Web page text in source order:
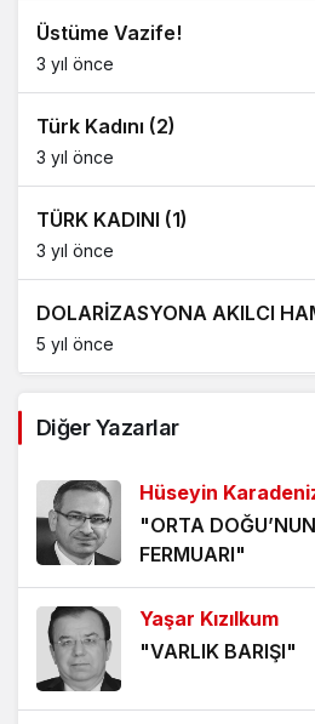
Üstüme Vazife!
3 yıl önce
Türk Kadını (2)
3 yıl önce
TÜRK KADINI (1)
3 yıl önce
DOLARİZASYONA AKILCI
5 yıl önce
5 yıl önce
ÖLÜMÜ BEKLEMEK
5 yıl önce
HANGİ KAMERAYA
5 yıl önce
VİZYONER
5 yıl önce
Diğer Yazarlar
Hüseyin
"ORTA
FERMUARI"
Yaşar Kızılkum
"VARLIK BARIŞI"